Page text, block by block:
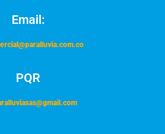
Email:
PQR